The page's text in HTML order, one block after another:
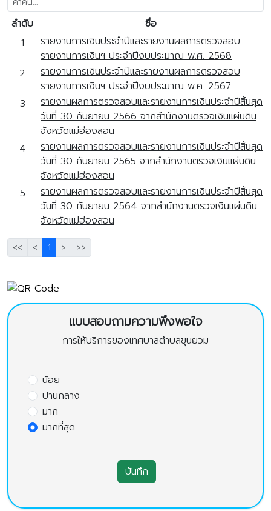
ลำดับ
ชื่อ
1
รายงานการเงินประจำปีและรายงานผลการตรวจสอบ
รายงานการเงินฯ ประจำปีงบประมาณ พ.ศ. 2568
2
รายงานการเงินประจำปีและรายงานผลการตรวจสอบ
รายงานการเงินฯ ประจำปีงบประมาณ พ.ศ. 2567
3
รายงานผลการตรวจสอบและรายงานการเงินประจำปีสิ้นสุด
วันที่ 30 กันยายน 2566 จากสำนักงานตรวจเงินแผ่นดิน
จังหวัดแม่ฮ่องสอน
4
รายงานผลการตรวจสอบและรายงานการเงินประจำปีสิ้นสุด
วันที่ 30 กันยายน 2565 จากสำนักงานตรวจเงินแผ่นดิน
จังหวัดแม่ฮ่องสอน
5
รายงานผลการตรวจสอบและรายงานการเงินประจำปีสิ้นสุด
วันที่ 30 กันยายน 2564 จากสำนักงานตรวจเงินแผ่นดิน
จังหวัดแม่ฮ่องสอน
<< < 1 > >>
แบบสอบถามความพึงพอใจ
การให้บริการของเทศบาลตำบลขุนยวม
น้อย
ปานกลาง
มาก
มากที่สุด
บันทึก